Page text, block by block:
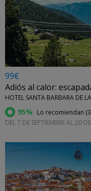
←
99€
Adiós al calor:
HOTEL SANTA BARBARA DE
95% Lo recomiendan (
DEL 7 DE SEPTIEMBRE AL 20